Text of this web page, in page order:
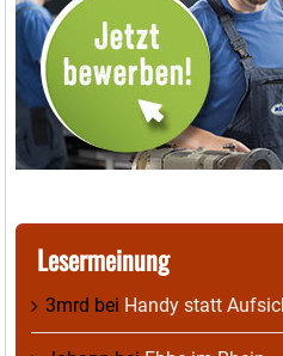
Lesermeinung
3mrd bei Handy statt